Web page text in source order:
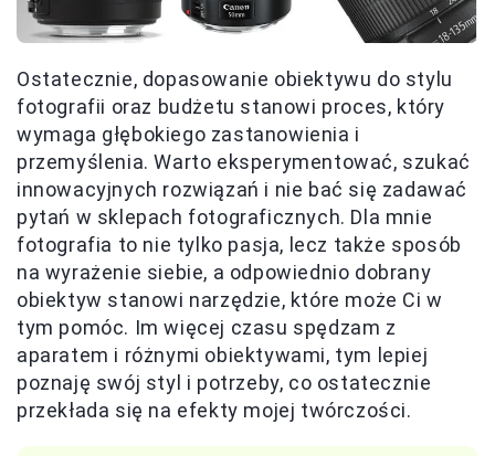
Ostatecznie, dopasowanie obiektywu do stylu
fotografii oraz budżetu stanowi proces, który
wymaga głębokiego zastanowienia i
przemyślenia. Warto eksperymentować, szukać
innowacyjnych rozwiązań i nie bać się zadawać
pytań w sklepach fotograficznych. Dla mnie
fotografia to nie tylko pasja, lecz także sposób
na wyrażenie siebie, a odpowiednio dobrany
obiektyw stanowi narzędzie, które może Ci w
tym pomóc. Im więcej czasu spędzam z
aparatem i różnymi obiektywami, tym lepiej
poznaję swój styl i potrzeby, co ostatecznie
przekłada się na efekty mojej twórczości.